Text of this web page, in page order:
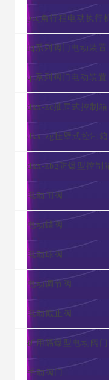
psq角行程电动执行
lq系列阀门电动装置
qt系列阀门电动装置
dkx-zc抽屉式控制箱
dkx-zg挂壁式控制箱
dkx-zbg防爆型控制
电动闸阀
电动蝶阀
电动球阀
电动调节阀
电动截止阀
矿用隔爆型电动阀门
手动阀门